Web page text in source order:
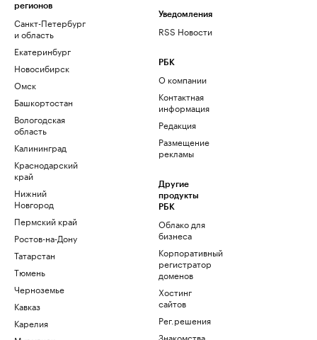
регионов
Санкт-Петербург
и область
Екатеринбург
Новосибирск
Омск
Башкортостан
Вологодская
область
Калининград
Краснодарский
край
Нижний
Новгород
Пермский край
Ростов-на-Дону
Татарстан
Тюмень
Черноземье
Кавказ
Карелия
Уведомления
RSS Новости
РБК
О компании
Контактная
информация
Редакция
Размещение
рекламы
Другие
продукты
РБК
Облако для
бизнеса
Корпоративный
регистратор
доменов
Хостинг
сайтов
Рег.решения
Знакомства